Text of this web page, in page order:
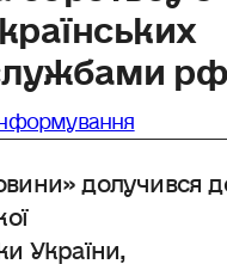
долучився
України,